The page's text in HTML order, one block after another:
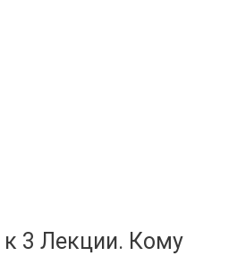
3 Лекции. Кому